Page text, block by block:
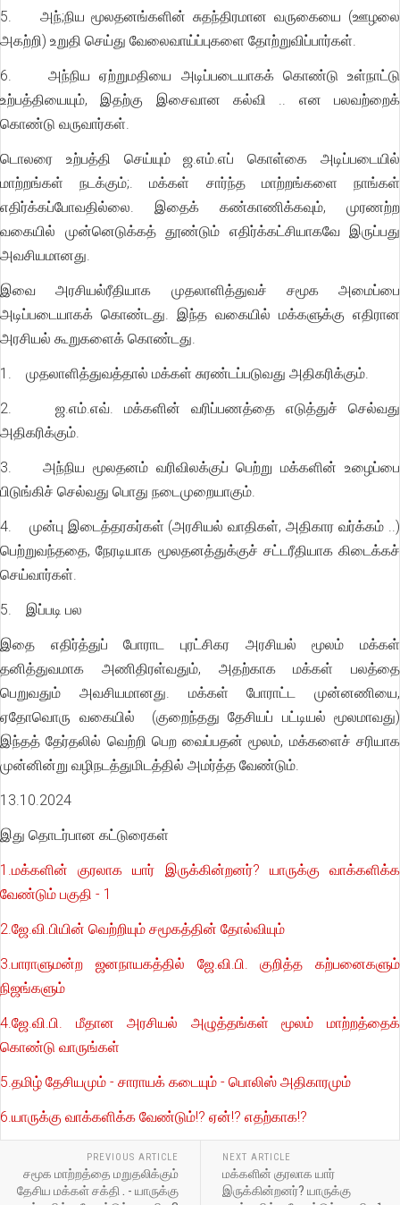
5. அந்;நிய மூலதனங்களின் சுதந்திரமான வருகையை (ஊழலை
அகற்றி) உறுதி செய்து வேலைவாய்ப்புகளை தோற்றுவிப்பார்கள்.
6. அந்நிய ஏற்றுமதியை அடிப்படையாகக் கொண்டு உள்நாட்டு
உற்பத்தியையும், இதற்கு இசைவான கல்வி .. என பலவற்றைக்
கொண்டு வருவார்கள்.
டொலரை உற்பத்தி செய்யும் ஜ.எம்.எப் கொள்கை அடிப்படையில்
மாற்றங்கள் நடக்கும்;. மக்கள் சார்ந்த மாற்றங்களை நாங்கள்
எதிர்க்கப்போவதில்லை. இதைக் கண்காணிக்கவும், முரணற்ற
வகையில் முன்னெடுக்கத் தூண்டும் எதிர்க்கட்சியாகவே இருப்பது
அவசியமானது.
இவை அரசியல்ரீதியாக முதலாளித்துவச் சமூக அமைப்பை
அடிப்படையாகக் கொண்டது. இந்த வகையில் மக்களுக்கு எதிரான
அரசியல் கூறுகளைக் கொண்டது.
1. முதலாளித்துவத்தால் மக்கள் சுரண்டப்படுவது அதிகரிக்கும்.
2. ஜ.எம்.எவ். மக்களின் வரிப்பணத்தை எடுத்துச் செல்வது
அதிகரிக்கும்.
3. அந்நிய மூலதனம் வரிவிலக்குப் பெற்று மக்களின் உழைப்பை
பிடுங்கிச் செல்வது பொது நடைமுறையாகும்.
4. முன்பு இடைத்தரகர்கள் (அரசியல் வாதிகள், அதிகார வர்க்கம் ..)
பெற்றுவந்ததை, நேரடியாக மூலதனத்துக்குச் சட்டரீதியாக கிடைக்கச்
செய்வார்கள்.
5. இப்படி பல
இதை எதிர்த்துப் போராட புரட்சிகர அரசியல் மூலம் மக்கள்
தனித்துவமாக அணிதிரள்வதும், அதற்காக மக்கள் பலத்தை
பெறுவதும் அவசியமானது. மக்கள் போராட்ட முன்னணியை,
ஏதோவொரு வகையில் (குறைந்தது தேசியப் பட்டியல் மூலமாவது)
இந்தத் தேர்தலில் வெற்றி பெற வைப்பதன் மூலம், மக்களைச் சரியாக
முன்னின்று வழிநடத்துமிடத்தில் அமர்த்த வேண்டும்.
13.10.2024
இது தொடர்பான கட்டுரைகள்
1.மக்களின் குரலாக யார் இருக்கின்றனர்? யாருக்கு வாக்களிக்க
வேண்டும் பகுதி - 1
2.ஜே.வி.பியின் வெற்றியும் சமூகத்தின் தோல்வியும்
3.பாராளுமன்ற ஜனநாயகத்தில் ஜே.வி.பி. குறித்த கற்பனைகளும்
நிஜங்களும்
4.ஜே.வி.பி. மீதான அரசியல் அழுத்தங்கள் மூலம் மாற்றத்தைக்
கொண்டு வாருங்கள்
5.தமிழ் தேசியமும் - சாராயக் கடையும் - பொலிஸ் அதிகாரமும்
6.யாருக்கு வாக்களிக்க வேண்டும்!? ஏன்!? எதற்காக!?
PREVIOUS ARTICLE
சமூக மாற்றத்தை மறுதலிக்கும்
தேசிய மக்கள் சக்தி . - யாருக்கு
NEXT ARTICLE
மக்களின் குரலாக யார்
இருக்கின்றனர்? யாருக்கு